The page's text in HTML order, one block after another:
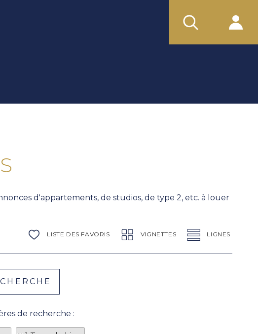
d'appartements, de studios, de type 2, etc. à louer
LISTE DES FAVORIS VIGNETTES LIGNES
de recherche :